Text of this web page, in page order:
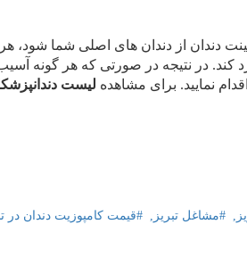
دندان از دندان های اصلی شما
در نتیجه در صورتی که هر گونه
نمایید. برای مشاهده لیست
مشاغل تبریز, قیمت کامپوزیت دندان در